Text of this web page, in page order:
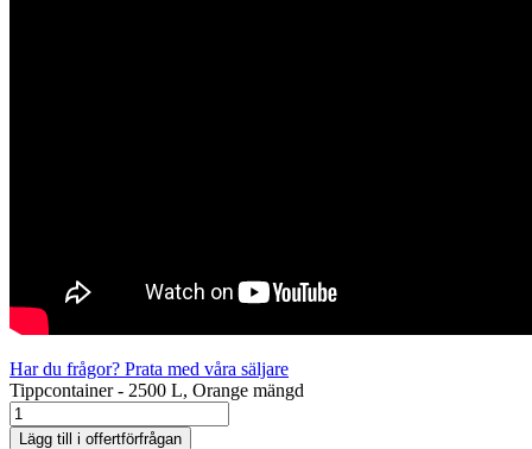
Har du frågor? Prata med våra säljare
Tippcontainer - 2500 L, Orange mängd
Lägg till i offertförfrågan